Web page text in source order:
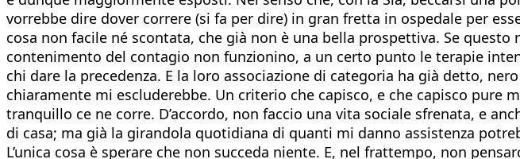
vorrebbe dire dover correre (si fa per dire) in gran fretta in ospedale per
cosa non facile né scontata, che già non è una bella prospettiva. Se
contenimento del contagio non funzionino, a un certo punto le terapie
chi dare la precedenza. E la loro associazione di categoria ha già detto,
chiaramente mi escluderebbe. Un criterio che capisco, e che capisco pure
tranquillo ce ne corre. D’accordo, non faccio una vita sociale sfrenata, e
di casa; ma già la girandola quotidiana di quanti mi danno assistenza
L’unica cosa è sperare che non succeda niente. E, nel frattempo, non